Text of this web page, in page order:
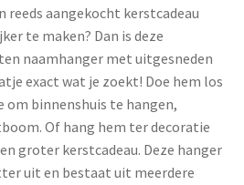
reeds aangekocht kerstcadeau
te maken? Dan is deze
naamhanger met uitgesneden
exact wat je zoekt! Doe hem los
om binnenshuis te hangen,
Of hang hem ter decoratie
groter kerstcadeau. Deze hanger
uit en bestaat uit meerdere